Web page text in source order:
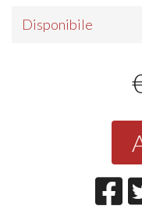
Disponibile